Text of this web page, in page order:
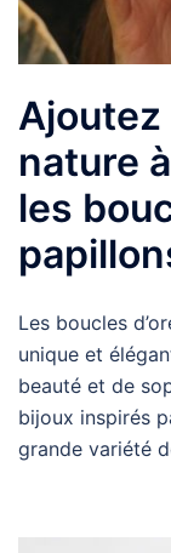
Ajoutez
nature
les
Les boucles
unique et
beauté et de
bijoux inspirés
grande variété